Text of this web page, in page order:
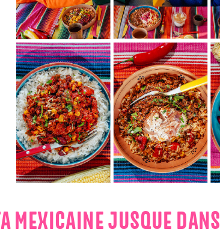
MEXICAINE JUSQUE